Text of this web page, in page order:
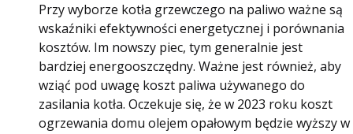
Przy wyborze kotła grzewczego na paliwo ważne są
wskaźniki efektywności energetycznej i porównania
kosztów. Im nowszy piec, tym generalnie jest
bardziej energooszczędny. Ważne jest również, aby
wziąć pod uwagę koszt paliwa używanego do
zasilania kotła. Oczekuje się, że w 2023 roku koszt
ogrzewania domu olejem opałowym będzie wyższy w